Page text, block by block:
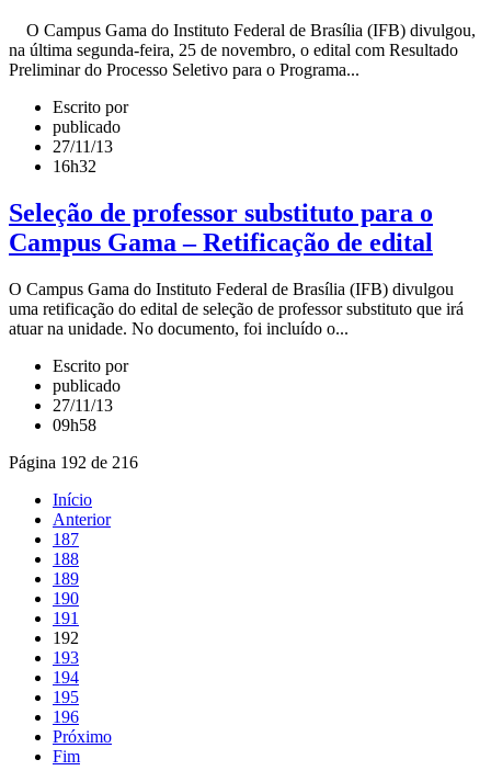
O Campus Gama do Instituto Federal de Brasília (IFB) divulgou,
na última segunda-feira, 25 de novembro, o edital com Resultado
Preliminar do Processo Seletivo para o Programa...
Escrito por
publicado
27/11/13
16h32
Seleção de professor substituto para o
Campus Gama – Retificação de edital
O Campus Gama do Instituto Federal de Brasília (IFB) divulgou
uma retificação do edital de seleção de professor substituto que irá
atuar na unidade. No documento, foi incluído o...
Escrito por
publicado
27/11/13
09h58
Página 192 de 216
Início
Anterior
187
188
189
190
191
192
193
194
195
196
Próximo
Fim